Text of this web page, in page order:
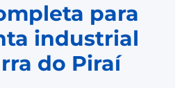
para
industrial
do Piraí